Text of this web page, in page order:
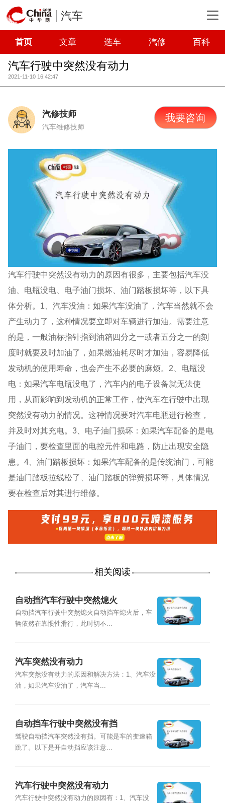
汽车
首页 文章 选车 汽修 百科
汽车行驶中突然没有动力
2021-11-10 16:42:47
汽修技师
汽车维修技师
我要咨询
汽车行驶中突然没有动力的原因有很多，主要包括汽车没
油、电瓶没电、电子油门损坏、油门踏板损坏等，以下具
体分析。1、汽车没油：如果汽车没油了，汽车当然就不会
产生动力了，这种情况要立即对车辆进行加油。需要注意
的是，一般油标指针指到油箱四分之一或者五分之一的刻
度时就要及时加油了，如果燃油耗尽时才加油，容易降低
发动机的使用寿命，也会产生不必要的麻烦。2、电瓶没
电：如果汽车电瓶没电了，汽车内的电子设备就无法使
用，从而影响到发动机的正常工作，使汽车在行驶中出现
突然没有动力的情况。这种情况要对汽车电瓶进行检查，
并及时对其充电。3、电子油门损坏：如果汽车配备的是电
子油门，要检查里面的电控元件和电路，防止出现安全隐
患。4、油门踏板损坏：如果汽车配备的是传统油门，可能
是油门踏板拉线松了、油门踏板的弹簧损坏等，具体情况
要在检查后对其进行维修。
相关阅读
自动挡汽车行驶中突然熄火
自动挡汽车行驶中突然熄火自动挡车熄火后，车
辆依然在靠惯性滑行，此时切不...
汽车突然没有动力
汽车突然没有动力的原因和解决方法：1、汽车没
油，如果汽车没油了，汽车当...
自动挡车行驶中突然没有挡
驾驶自动挡汽车突然没有挡。可能是车的变速箱
跳了。以下是开自动挡应该注意...
汽车行驶中突然没有动力
汽车行驶中突然没有动力的原因有：1、汽车没